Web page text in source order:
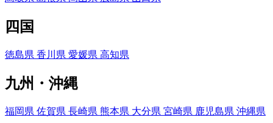
四国
徳島県 香川県 愛媛県 高知県
九州・沖縄
福岡県 佐賀県 長崎県 熊本県 大分県 宮崎県 鹿児島県 沖縄県